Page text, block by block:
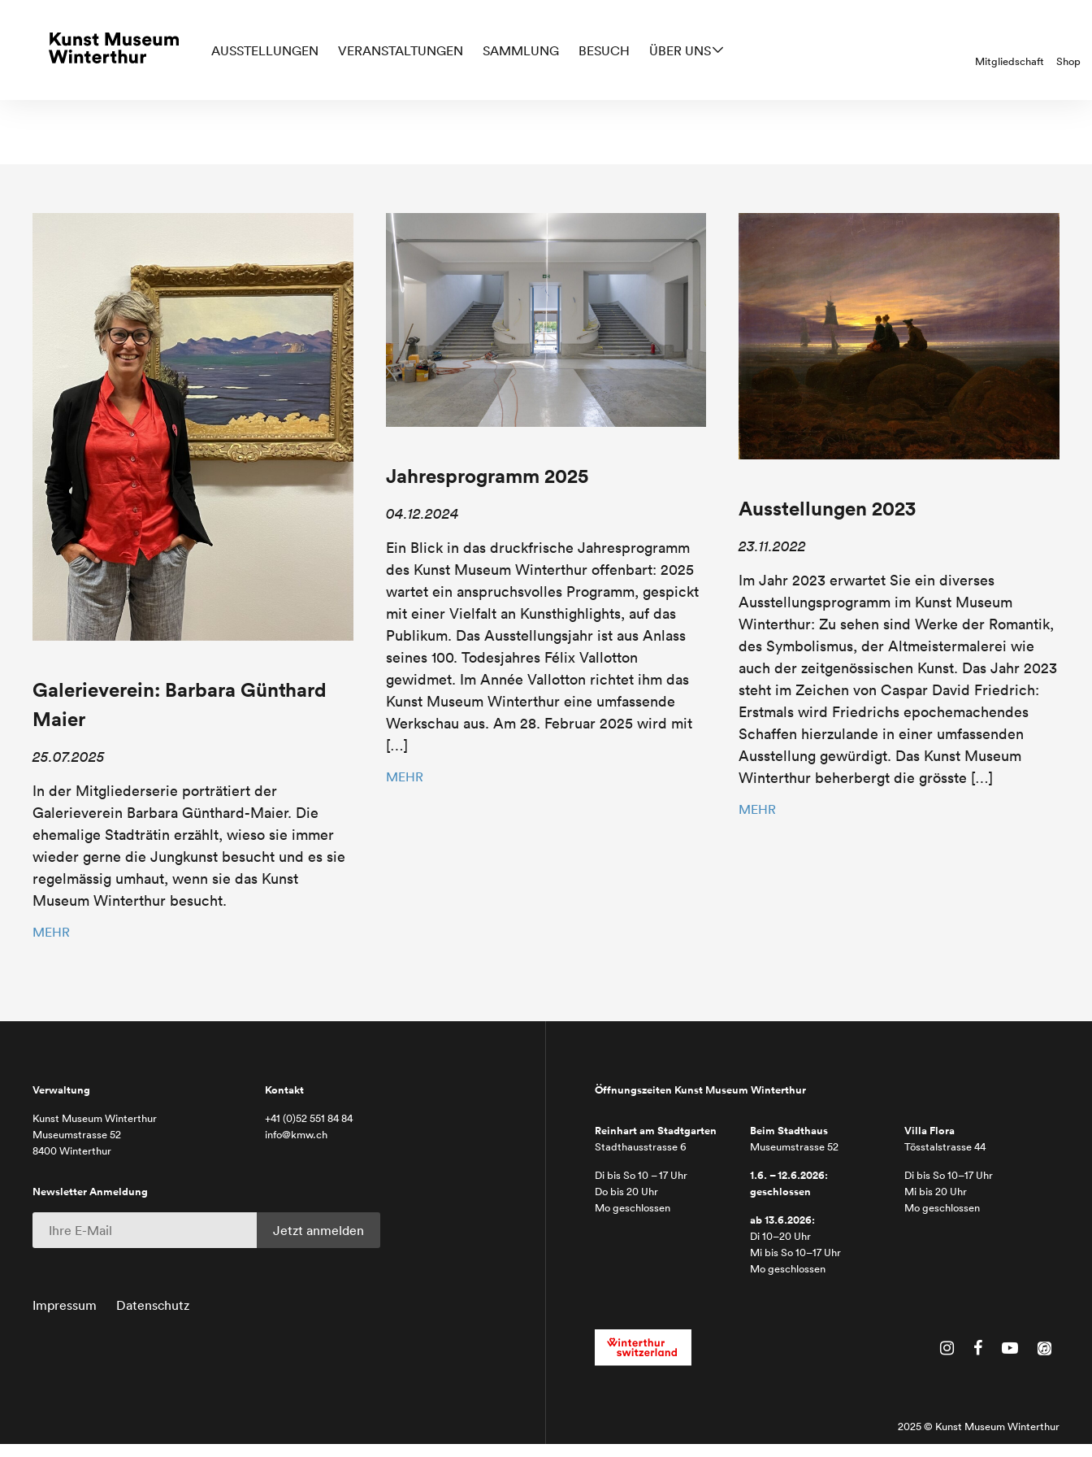
AUSSTELLUNGEN VERANSTALTUNGEN SAMMLUNG BESUCH ÜBER UNS
Mitgliedschaft Shop
Galerieverein: Barbara Günthard
Maier
25.07.2025
In der Mitgliederserie porträtiert der
Galerieverein Barbara Günthard-Maier. Die
ehemalige Stadträtin erzählt, wieso sie immer
wieder gerne die Jungkunst besucht und es sie
regelmässig umhaut, wenn sie das Kunst
Museum Winterthur besucht.
MEHR
Jahresprogramm 2025
04.12.2024
Ein Blick in das druckfrische Jahresprogramm
des Kunst Museum Winterthur offenbart: 2025
wartet ein anspruchsvolles Programm, gespickt
mit einer Vielfalt an Kunsthighlights, auf das
Publikum. Das Ausstellungsjahr ist aus Anlass
seines 100. Todesjahres Félix Vallotton
gewidmet. Im Année Vallotton richtet ihm das
Kunst Museum Winterthur eine umfassende
Werkschau aus. Am 28. Februar 2025 wird mit
[…]
MEHR
Ausstellungen 2023
23.11.2022
Im Jahr 2023 erwartet Sie ein diverses
Ausstellungsprogramm im Kunst Museum
Winterthur: Zu sehen sind Werke der Romantik,
des Symbolismus, der Altmeistermalerei wie
auch der zeitgenössischen Kunst. Das Jahr 2023
steht im Zeichen von Caspar David Friedrich:
Erstmals wird Friedrichs epochemachendes
Schaffen hierzulande in einer umfassenden
Ausstellung gewürdigt. Das Kunst Museum
Winterthur beherbergt die grösste […]
MEHR
Verwaltung
Kunst Museum Winterthur
Museumstrasse 52
8400 Winterthur
Kontakt
+41 (0)52 551 84 84
info@kmw.ch
Newsletter Anmeldung
Impressum Datenschutz
Öffnungszeiten Kunst Museum Winterthur
Reinhart am Stadtgarten
Stadthausstrasse 6
Di bis So 10 – 17 Uhr
Do bis 20 Uhr
Mo geschlossen
Beim Stadthaus
Museumstrasse 52
1.6. – 12.6.2026:
geschlossen
ab 13.6.2026:
Di 10–20 Uhr
Mi bis So 10–17 Uhr
Mo geschlossen
Villa Flora
Tösstalstrasse 44
Di bis So 10–17 Uhr
Mi bis 20 Uhr
Mo geschlossen
2025 © Kunst Museum Winterthur